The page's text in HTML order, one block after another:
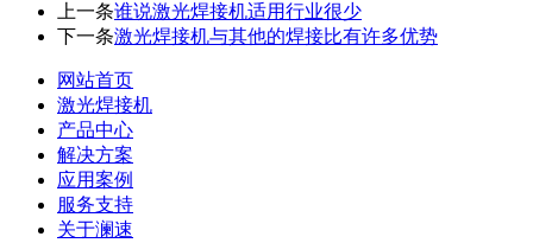
上一条谁说激光焊接机适用行业很少
下一条激光焊接机与其他的焊接比有许多优势
网站首页
激光焊接机
产品中心
解决方案
应用案例
服务支持
关于澜速